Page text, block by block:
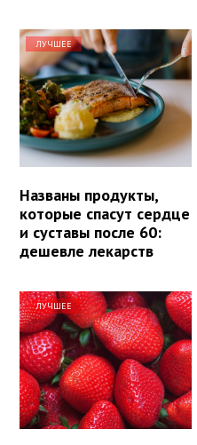
ЛУЧШЕЕ
Названы продукты,
которые спасут сердце
и суставы после 60:
дешевле лекарств
ЛУЧШЕЕ